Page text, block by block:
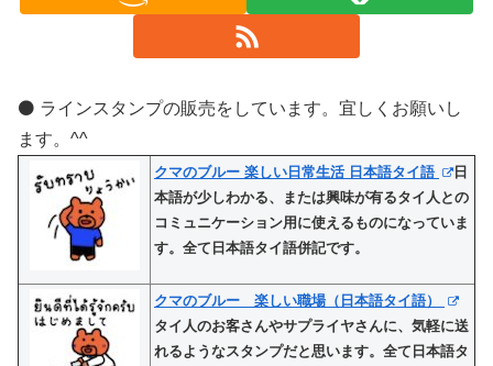
⚫️ ラインスタンプの販売をしています。宜しくお願いし
ます。^^
クマのブルー 楽しい日常生活 日本語タイ語
日
本語が少しわかる、または興味が有るタイ人との
コミュニケーション用に使えるものになっていま
す。全て日本語タイ語併記です。
クマのブルー 楽しい職場（日本語タイ語）
タイ人のお客さんやサプライヤさんに、気軽に送
れるようなスタンプだと思います。全て日本語タ